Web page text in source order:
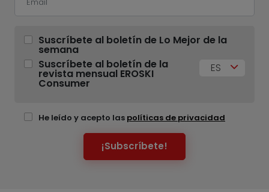
Suscríbete al boletín de Lo Mejor de la
semana
Suscríbete al boletín de la
revista mensual EROSKI
Consumer
ES
He leído y acepto las políticas de privacidad
¡Subscríbete!